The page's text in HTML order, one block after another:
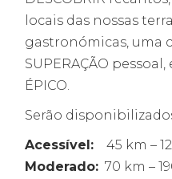
locais das nossas
gastronómicas, uma
SUPERAÇÃO
ÉPICO.
Serão
Acessível: 45 km –
Moderado: 70 km –